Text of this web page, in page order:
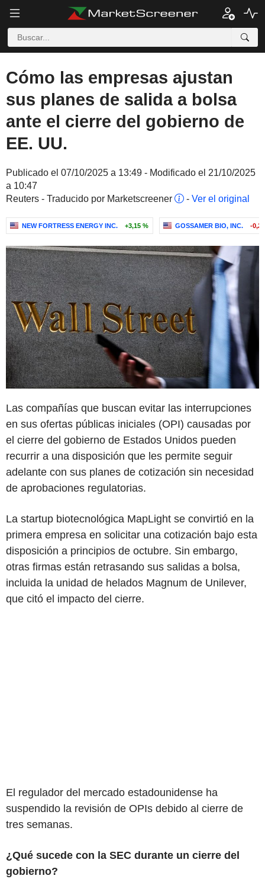
Cómo las empresas ajustan
sus planes de salida a bolsa
ante el cierre del gobierno de
EE. UU.
Publicado el 07/10/2025 a 13:49 - Modificado el 21/10/2025
a 10:47
Reuters - Traducido por Marketscreener
- Ver el original
NEW FORTRESS ENERGY INC. +3,15 % GOSSAMER BIO, INC. -
Las compañías que buscan evitar las interrupciones
en sus ofertas públicas iniciales (OPI) causadas por
el cierre del gobierno de Estados Unidos pueden
recurrir a una disposición que les permite seguir
adelante con sus planes de cotización sin necesidad
de aprobaciones regulatorias.
La startup biotecnológica MapLight se convirtió en la
primera empresa en solicitar una cotización bajo esta
disposición a principios de octubre. Sin embargo,
otras firmas están retrasando sus salidas a bolsa,
incluida la unidad de helados Magnum de Unilever,
que citó el impacto del cierre.
El regulador del mercado estadounidense ha
suspendido la revisión de OPIs debido al cierre de
tres semanas.
¿Qué sucede con la SEC durante un cierre del
gobierno?